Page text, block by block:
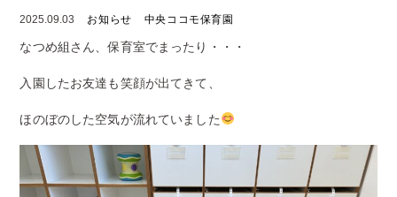
2025.09.03 お知らせ 中央ココモ保育園
なつめ組さん、保育室でまったり・・・
入園したお友達も笑顔が出てきて、
ほのぼのした空気が流れていました